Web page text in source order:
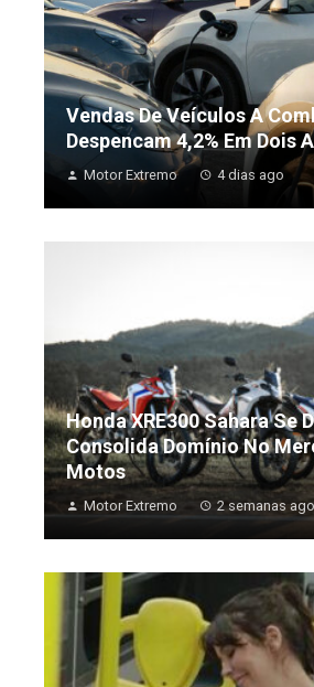
Vendas De Veículos A
Despencam 4,2% Em Dois
Motor Extremo 4 dias ago
Honda XRE300 Sahara Se
Consolida Domínio No
Motos
Motor Extremo 2 semanas ago